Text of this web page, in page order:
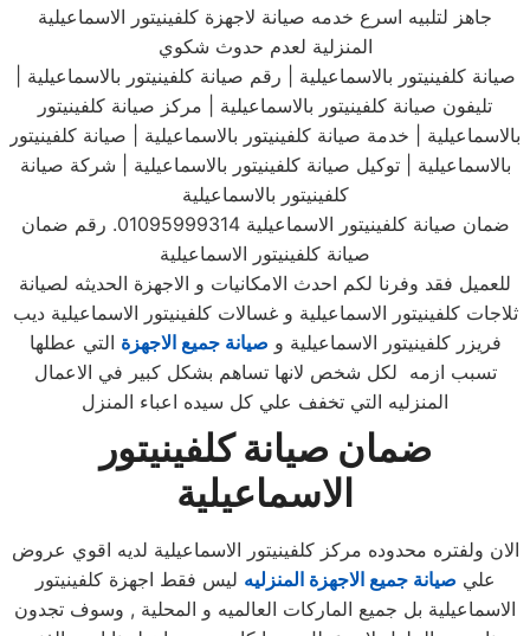
جاهز لتلبيه اسرع خدمه صيانة لاجهزة كلفينيتور الاسماعيلية
المنزلية لعدم حدوث شكوي
صيانة كلفينيتور بالاسماعيلية | رقم صيانة كلفينيتور بالاسماعيلية |
تليفون صيانة كلفينيتور بالاسماعيلية | مركز صيانة كلفينيتور
بالاسماعيلية | خدمة صيانة كلفينيتور بالاسماعيلية | صيانة كلفينيتور
بالاسماعيلية | توكيل صيانة كلفينيتور بالاسماعيلية | شركة صيانة
كلفينيتور بالاسماعيلية
ضمان صيانة كلفينيتور الاسماعيلية 01095999314. رقم ضمان
صيانة كلفينيتور الاسماعيلية
للعميل فقد وفرنا لكم احدث الامكانيات و الاجهزة الحديثه لصيانة
ثلاجات كلفينيتور الاسماعيلية و غسالات كلفينيتور الاسماعيلية ديب
فريزر كلفينيتور الاسماعيلية و صيانة جميع الاجهزة التي عطلها
تسبب ازمه لكل شخص لانها تساهم بشكل كبير في الاعمال
المنزليه التي تخفف علي كل سيده اعباء المنزل
ضمان صيانة كلفينيتور
الاسماعيلية
الان ولفتره محدوده مركز كلفينيتور الاسماعيلية لديه اقوي عروض
علي صيانة جميع الاجهزة المنزليه ليس فقط اجهزة كلفينيتور
الاسماعيلية بل جميع الماركات العالميه و المحلية , وسوف تجدون